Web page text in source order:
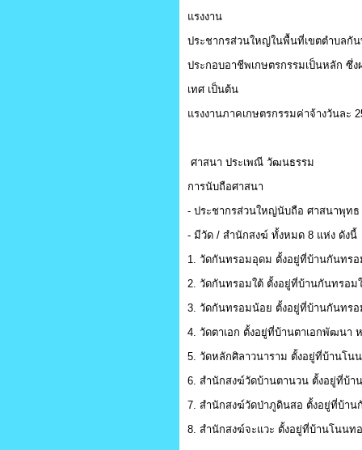
แรงงาน
ประชากรส่วนใหญ่ในพื้นที่เขตตำบลกั
ประกอบอาชีพเกษตรกรรมเป็นหลัก ซึ่
เทศ เป็นต้น
แรงงานภาคเกษตรกรรมค่าจ้างวันละ
ศาสนา ประเพณี วัฒนธรรม
การนับถือศาสนา
- ประชากรส่วนใหญ่นับถือ ศาสนาพุทธ
- มีวัด / สำนักสงฆ์ ทั้งหมด 8 แห่ง ดังนี้
1. วัดกันทรอมอุดม ตั้งอยู่ที่บ้านกันทร
2. วัดกันทรอมใต้ ตั้งอยู่ที่บ้านกันทรอม
3. วัดกันทรอมน้อย ตั้งอยู่ที่บ้านกันทร
4. วัดตาเอก ตั้งอยู่ที่บ้านตาเอกพัฒนา
5. วัดหลักศิลาวนาราม ตั้งอยู่ที่บ้านโน
6. สำนักสงฆ์วัดบ้านตานวน ตั้งอยู่ที่บ้า
7. สำนักสงฆ์วัดป่าภูดินสอ ตั้งอยู่ที่บ้า
8. สำนักสงฆ์จะแวะ ตั้งอยู่ที่บ้านโนนท